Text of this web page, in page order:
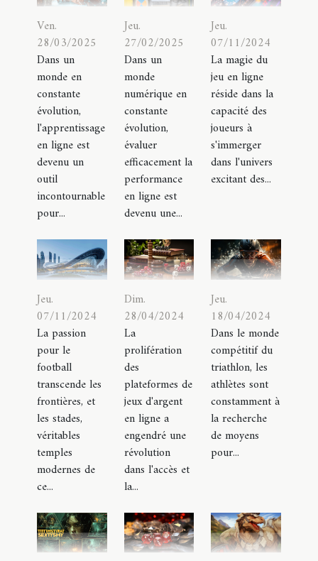
Ven.
28/03/2025
Dans un
monde en
constante
évolution,
l'apprentissage
en ligne est
devenu un
outil
incontournable
pour...
Jeu.
27/02/2025
Dans un
monde
numérique en
constante
évolution,
évaluer
efficacement la
performance
en ligne est
devenu une...
Jeu.
07/11/2024
La magie du
jeu en ligne
réside dans la
capacité des
joueurs à
s'immerger
dans l'univers
excitant des...
Jeu.
07/11/2024
La passion
pour le
football
transcende les
frontières, et
les stades,
véritables
temples
modernes de
ce...
Dim.
28/04/2024
La
prolifération
des
plateformes de
jeux d'argent
en ligne a
engendré une
révolution
dans l'accès et
la...
Jeu.
18/04/2024
Dans le monde
compétitif du
triathlon, les
athlètes sont
constamment à
la recherche
de moyens
pour...